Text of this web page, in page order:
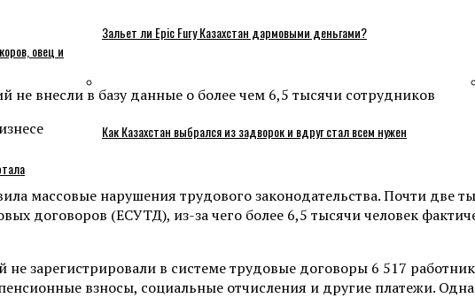
овец и
Зальет ли Epic Fury Казахстан дармовыми деньгами?
Как Казахстан выбрался из задворок и вдруг стал всем нужен
внесли в базу данные о более чем 6,5 тысячи сотрудников
массовые нарушения трудового законодательства. Почти две
договоров (ЕСУТД), из-за чего более 6,5 тысячи человек
не зарегистрировали в системе трудовые договоры 6 517
взносы, социальные отчисления и другие платежи.